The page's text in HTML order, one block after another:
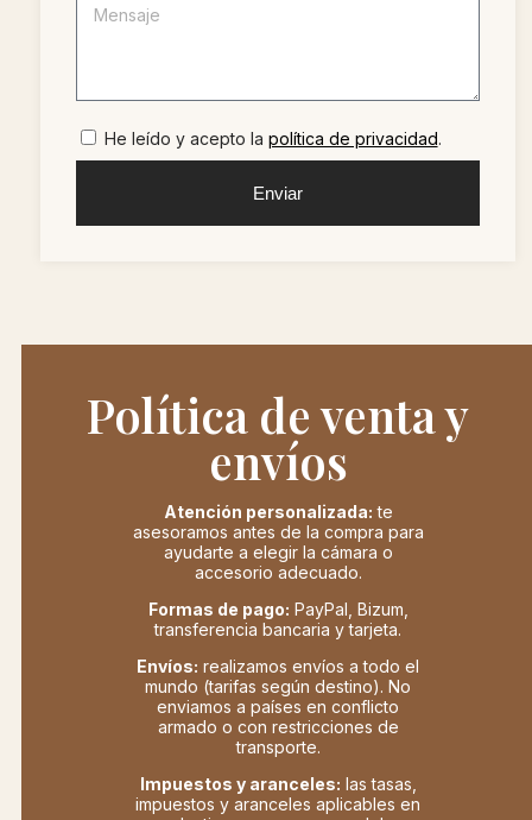
He leído y acepto la política de privacidad.
Enviar
Política de venta y
envíos
Atención personalizada: te
asesoramos antes de la compra para
ayudarte a elegir la cámara o
accesorio adecuado.
Formas de pago: PayPal, Bizum,
transferencia bancaria y tarjeta.
Envíos: realizamos envíos a todo el
mundo (tarifas según destino). No
enviamos a países en conflicto
armado o con restricciones de
transporte.
Impuestos y aranceles: las tasas,
impuestos y aranceles aplicables en